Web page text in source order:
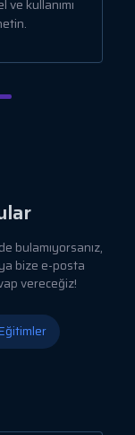
ve kullanımı
bulamıyorsanız,
bize e-posta
vereceğiz!